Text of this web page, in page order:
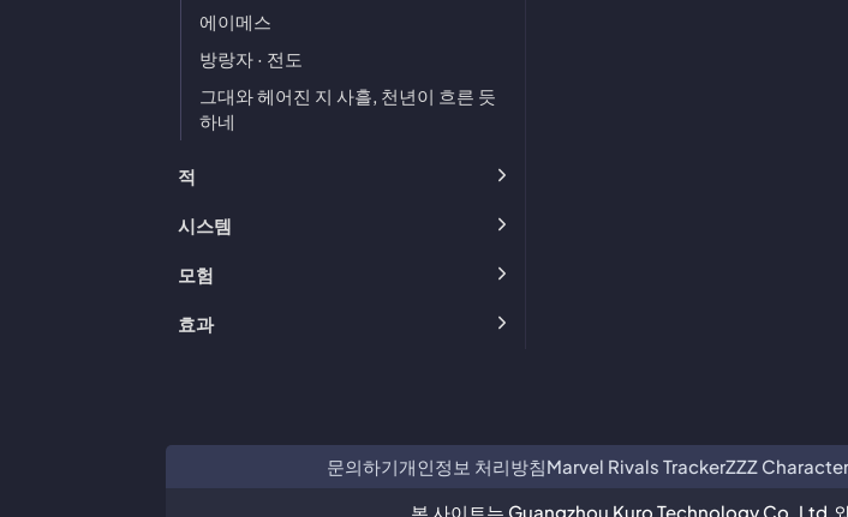
에이메스
방랑자 · 전도
그대와 헤어진 지 사흘, 천년이 흐른 듯
하네
적
시스템
모험
효과
문의하기개인정보 처리방침Marvel Rivals TrackerZZZ
본 사이트는 Guangzhou Kuro Technology Co. Ltd.와